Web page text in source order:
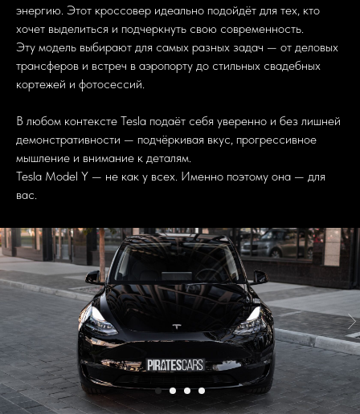
энергию. Этот кроссовер идеально подойдёт для тех, кто
хочет выделиться и подчеркнуть свою современность.
Эту модель выбирают для самых разных задач — от деловых
трансферов и встреч в аэропорту до стильных свадебных
кортежей и фотосессий.
В любом контексте Tesla подаёт себя уверенно и без лишней
демонстративности — подчёркивая вкус, прогрессивное
мышление и внимание к деталям.
Tesla Model Y — не как у всех. Именно поэтому она — для
вас.